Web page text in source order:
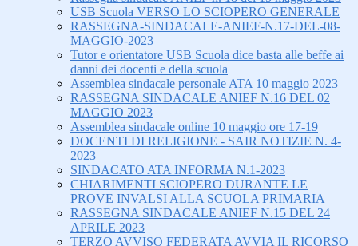
USB Scuola VERSO LO SCIOPERO GENERALE
RASSEGNA-SINDACALE-ANIEF-N.17-DEL-08-
MAGGIO-2023
Tutor e orientatore USB Scuola dice basta alle beffe ai
danni dei docenti e della scuola
Assemblea sindacale personale ATA 10 maggio 2023
RASSEGNA SINDACALE ANIEF N.16 DEL 02
MAGGIO 2023
Assemblea sindacale online 10 maggio ore 17-19
DOCENTI DI RELIGIONE - SAIR NOTIZIE N. 4-
2023
SINDACATO ATA INFORMA N.1-2023
CHIARIMENTI SCIOPERO DURANTE LE
PROVE INVALSI ALLA SCUOLA PRIMARIA
RASSEGNA SINDACALE ANIEF N.15 DEL 24
APRILE 2023
TERZO AVVISO FEDERATA AVVIA IL RICORSO